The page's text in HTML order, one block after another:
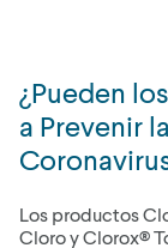
¿Pueden
a Prevenir
Los productos
Cloro y Clorox®